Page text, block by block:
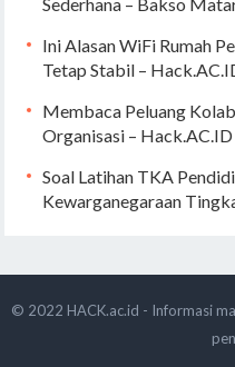
Ini Alasan WiFi Rumah
Tetap Stabil –
Membaca Peluang
Organisasi – Hack.AC.ID
Soal Latihan TKA
Kewarganegaraan
© 2022 HACK.ac.id - Informasi